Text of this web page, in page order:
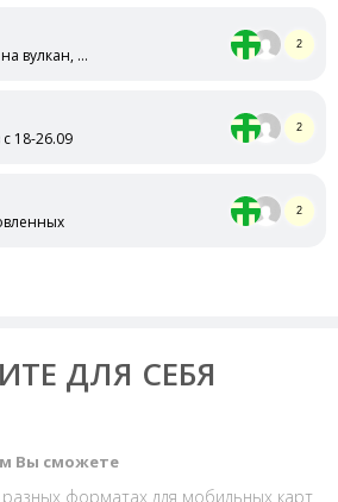
вулкан, …
2
18-26.09
2
2
ДЛЯ СЕБЯ
Вы сможете
разных форматах для мобильных карт